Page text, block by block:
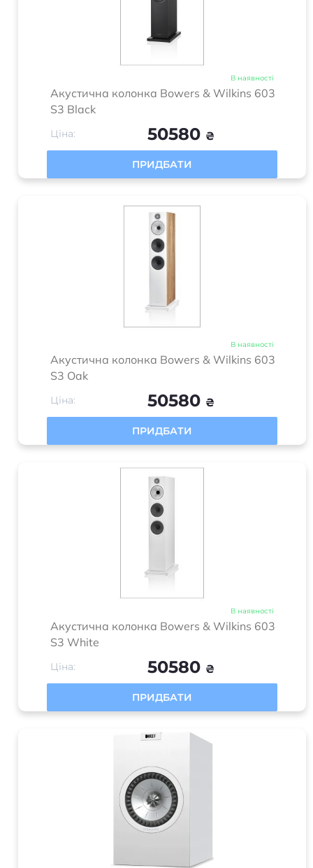
В наявності
Акустична колонка Bowers & Wilkins 603
S3 Black
Ціна: 50580 ₴
ПРИДБАТИ
В наявності
Акустична колонка Bowers & Wilkins 603
S3 Oak
Ціна: 50580 ₴
ПРИДБАТИ
В наявності
Акустична колонка Bowers & Wilkins 603
S3 White
Ціна: 50580 ₴
ПРИДБАТИ